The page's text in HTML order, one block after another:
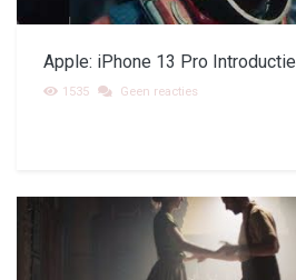
Apple: iPhone 13 Pro Introductie
1535 Geen reacties